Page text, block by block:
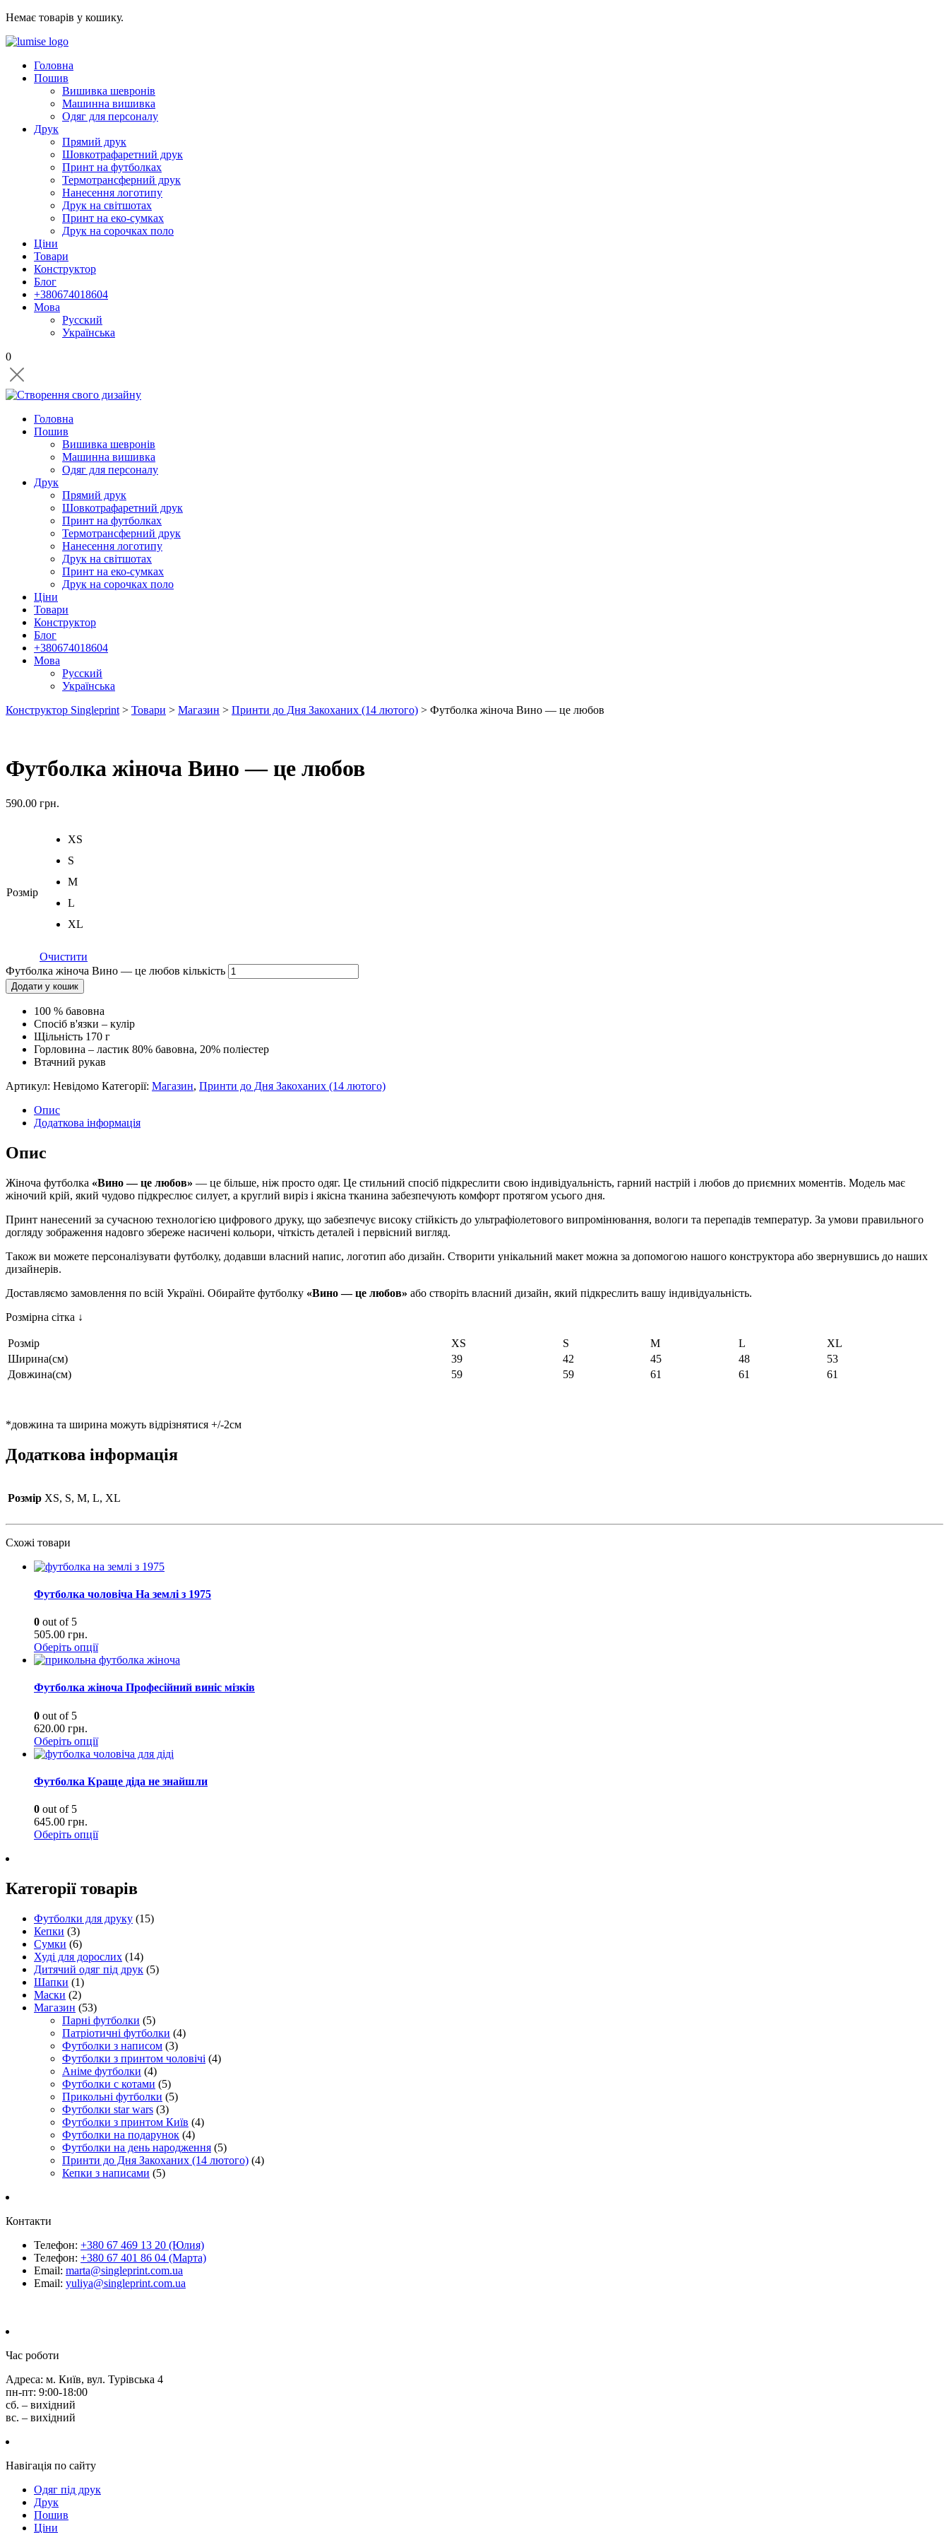
Немає товарів у кошику.
Головна
Пошив
Вишивка шевронів
Машинна вишивка
Одяг для персоналу
Друк
Прямий друк
Шовкотрафаретний друк
Принт на футболках
Термотрансферний друк
Нанесення логотипу
Друк на світшотах
Принт на еко-сумках
Друк на сорочках поло
Ціни
Товари
Конструктор
Блог
+380674018604
Мова
Русский
Українська
0
Головна
Пошив
Вишивка шевронів
Машинна вишивка
Одяг для персоналу
Друк
Прямий друк
Шовкотрафаретний друк
Принт на футболках
Термотрансферний друк
Нанесення логотипу
Друк на світшотах
Принт на еко-сумках
Друк на сорочках поло
Ціни
Товари
Конструктор
Блог
+380674018604
Мова
Русский
Українська
Конструктор Singleprint > Товари > Магазин > Принти до Дня Закоханих (14 лютого) > Футболка жіноча Вино — це любов
Футболка жіноча Вино — це любов
590.00 грн.
Розмір
XS
S
M
L
XL
Очистити
Футболка жіноча Вино — це любов кількість
Додати у кошик
100 % бавовна
Cпосіб в'язки – кулір
Щільність 170 г
Горловина – ластик 80% бавовна, 20% поліестер
Втачний рукав
Артикул: Невідомо Категорії: Магазин, Принти до Дня Закоханих (14 лютого)
Опис
Додаткова інформація
Опис
Жіноча футболка «Вино — це любов» — це більше, ніж просто одяг. Це стильний спосіб підкреслити свою індивідуальність, гарний настрій і любов до приємних моментів. Модель має
жіночий крій, який чудово підкреслює силует, а круглий виріз і якісна тканина забезпечують комфорт протягом усього дня.
Принт нанесений за сучасною технологією цифрового друку, що забезпечує високу стійкість до ультрафіолетового випромінювання, вологи та перепадів температур. За умови правильного
догляду зображення надовго збереже насичені кольори, чіткість деталей і первісний вигляд.
Також ви можете персоналізувати футболку, додавши власний напис, логотип або дизайн. Створити унікальний макет можна за допомогою нашого конструктора або звернувшись до наших
дизайнерів.
Доставляємо замовлення по всій Україні. Обирайте футболку «Вино — це любов» або створіть власний дизайн, який підкреслить вашу індивідуальність.
Розмірна сітка ↓
Розмір XS S M L
XL
Ширина(см)
39 42 45 48
53
Довжина(см)
59 59 61 61 61
*довжина та ширина можуть відрізнятися +/-2см
Додаткова інформація
Розмір XS, S, M, L, XL
Схожі товари
Футболка чоловіча На землі з 1975
0 out of 5
505.00 грн.
Оберіть опції
Футболка жіноча Професійний виніс мізків
0 out of 5
620.00 грн.
Оберіть опції
Футболка Краще діда не знайшли
0 out of 5
645.00 грн.
Оберіть опції
Категорії товарів
Футболки для друку (15)
Кепки (3)
Сумки (6)
Худі для дорослих (14)
Дитячий одяг під друк (5)
Шапки (1)
Маски (2)
Магазин (53)
Парні футболки (5)
Патріотичні футболки (4)
Футболки з написом (3)
Футболки з принтом чоловічі (4)
Аніме футболки (4)
Футболки с котами (5)
Прикольні футболки (5)
Футболки star wars (3)
Футболки з принтом Київ (4)
Футболки на подарунок (4)
Футболки на день народження (5)
Принти до Дня Закоханих (14 лютого) (4)
Кепки з написами (5)
Контакти
Телефон: +380 67 469 13 20 (Юлия)
Телефон: +380 67 401 86 04 (Марта)
Email: marta@singleprint.com.ua
Email: yuliya@singleprint.com.ua
Час роботи
Адреса: м. Київ, вул. Турівська 4
пн-пт: 9:00-18:00
сб. – вихідний
вс. – вихідний
Навігація по сайту
Одяг під друк
Друк
Пошив
Ціни